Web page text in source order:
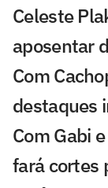
Celeste
aposentar
Com
destaques
Com Gabi
fará cortes